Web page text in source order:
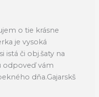
o tie krásne
je vysoká
istá či obj.šaty na
odpoveď vám
dňa.Gajarskš